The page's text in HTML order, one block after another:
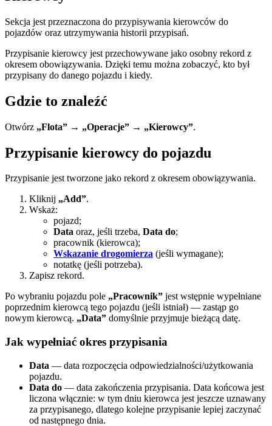
Sekcja jest przeznaczona do przypisywania kierowców do
pojazdów oraz utrzymywania historii przypisań.
Przypisanie kierowcy jest przechowywane jako osobny rekord z
okresem obowiązywania. Dzięki temu można zobaczyć, kto był
przypisany do danego pojazdu i kiedy.
Gdzie to znaleźć
Otwórz „Flota” → „Operacje” → „Kierowcy”.
Przypisanie kierowcy do pojazdu
Przypisanie jest tworzone jako rekord z okresem obowiązywania.
Kliknij „Add”.
Wskaż:
pojazd;
Data oraz, jeśli trzeba, Data do;
pracownik (kierowca);
Wskazanie drogomierza (jeśli wymagane);
notatkę (jeśli potrzeba).
Zapisz rekord.
Po wybraniu pojazdu pole „Pracownik” jest wstępnie wypełniane
poprzednim kierowcą tego pojazdu (jeśli istniał) — zastąp go
nowym kierowcą. „Data” domyślnie przyjmuje bieżącą datę.
Jak wypełniać okres przypisania
Data — data rozpoczęcia odpowiedzialności/użytkowania
pojazdu.
Data do — data zakończenia przypisania. Data końcowa jest
liczona włącznie: w tym dniu kierowca jest jeszcze uznawany
za przypisanego, dlatego kolejne przypisanie lepiej zaczynać
od następnego dnia.